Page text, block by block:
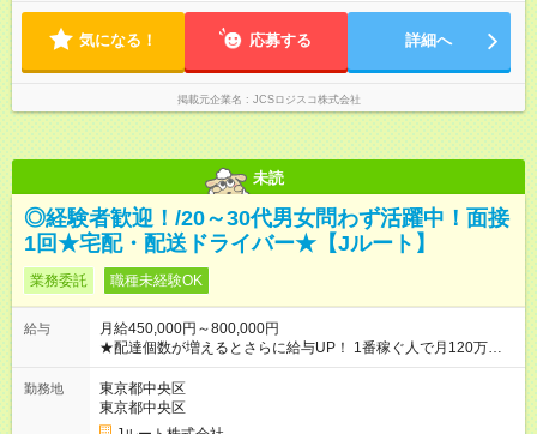
気になる！ 応募する 詳細へ
掲載元企業名 JCSロジスコ株式会社
未読
◎経験者歓迎！/20～30代男女問わず活躍中！面接
1回★宅配・配送ドライバー★【Jルート】
業務委託 職種未経験OK
給与
月給450,000円～800,000円
★配達個数が増えるとさらに給与UP！ 1番稼ぐ人で月120万ほ
ど！ ・主要都市エリア 月収55万円／週5日稼働 月収65万~112
万円／週6日稼働 ・地方郊外エリア 月収40万円／週5日稼働 月
収40万円~50万円／週6日稼働 ＜モデルイメージ＞ ■月収50万
円 (27歳男性/江東区在住)※元建築関係 1日150個配達×25日勤務
勤務地
東京都中央区
東京都中央区